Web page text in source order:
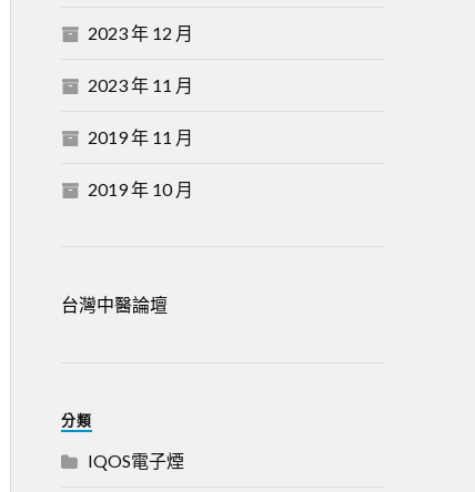
2023 年 12 月
2023 年 11 月
2019 年 11 月
2019 年 10 月
台灣中醫論壇
分類
IQOS電子煙